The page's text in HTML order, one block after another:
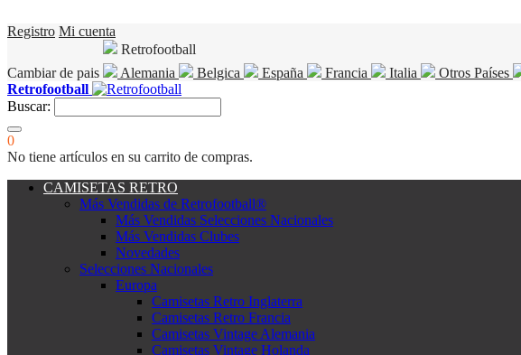
Registro Mi cuenta
Cambiar de pais
Retrofootball
Alemania
Belgica España Francia Italia Otros Países
Retrofootball
Buscar:
0
No tiene artículos en su carrito de compras.
CAMISETAS RETRO
Más Vendidas de Retrofootball®
Más Vendidas Selecciones Nacionales
Más Vendidas Clubes
Novedades
Selecciones Nacionales
Europa
Camisetas Retro Inglaterra
Camisetas Retro Francia
Camisetas Vintage Alemania
Camisetas Vintage Holanda